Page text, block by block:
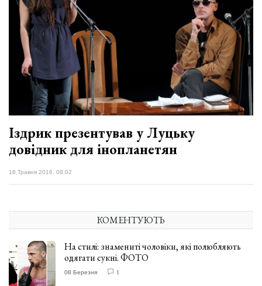
Іздрик презентував у Луцьку
довідник для інопланетян
18 Травня 2016, 08:02
КОМЕНТУЮТЬ
На стилі: знамениті чоловіки, які полюбляють
одягати сукні. ФОТО
08 Березня 1